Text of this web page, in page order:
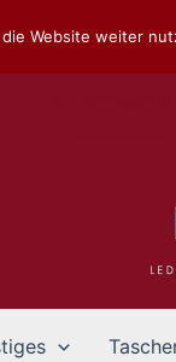
die Website weiter